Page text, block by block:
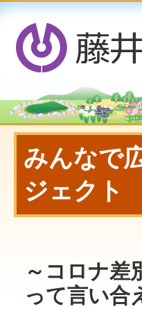
みんなで
ジェクト
～コロナ差
って言い合